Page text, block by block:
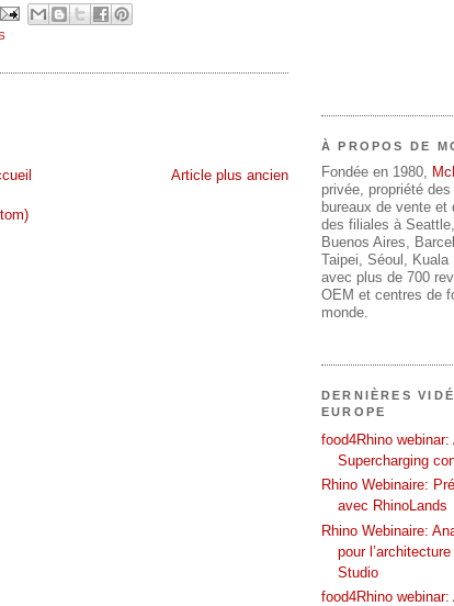
Article plus ancien
À PROPOS DE
Fondée en 1980,
privée, propriété
bureaux de vente
des filiales à
Buenos Aires,
Taipei, Séoul, Kuala
avec plus de 700
OEM et centres de
monde.
DERNIÈRES
EUROPE
food4Rhino webinar:
Supercharging
Rhino Webinaire:
avec RhinoLands
Rhino Webinaire:
pour
Studio
food4Rhino